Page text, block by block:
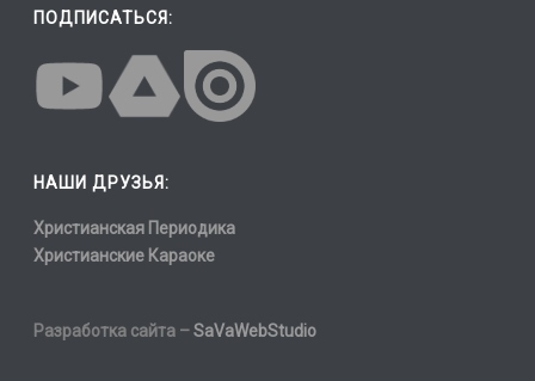
ПОДПИСАТЬСЯ:
НАШИ ДРУЗЬЯ:
Христианская Периодика
Христианские Караоке
Разработка сайта –SaVaWebStudio